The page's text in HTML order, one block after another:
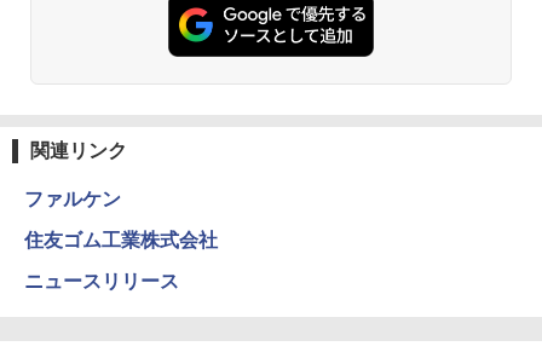
関連リンク
ファルケン
住友ゴム工業株式会社
ニュースリリース